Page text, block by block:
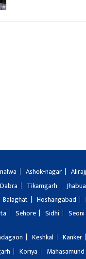
Ashok-nagar
Dabra Tikamgarh Jhabua
Balaghat Hoshangabad
Sehore Sidhi Seoni
Keshkal Kanker
Koriya Mahasamund